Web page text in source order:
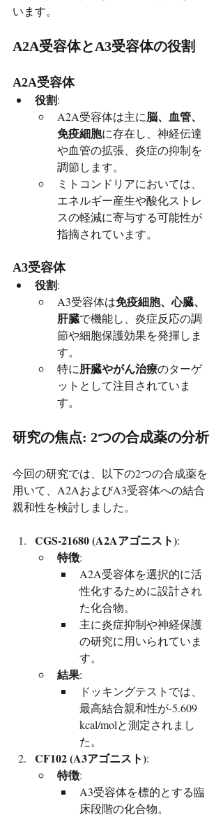
います。
A2A受容体とA3受容体の役割
A2A受容体
役割:
A2A受容体は主に脳、血管、
免疫細胞に存在し、神経伝達
や血管の拡張、炎症の抑制を
調節します。
ミトコンドリアにおいては、
エネルギー産生や酸化ストレ
スの軽減に寄与する可能性が
指摘されています。
A3受容体
役割:
A3受容体は免疫細胞、心臓、
肝臓で機能し、炎症反応の調
節や細胞保護効果を発揮しま
す。
特に肝臓やがん治療のターゲ
ットとして注目されていま
す。
研究の焦点: 2つの合成薬の分析
今回の研究では、以下の2つの合成薬を
用いて、A2AおよびA3受容体への結合
親和性を検討しました。
CGS-21680 (A2Aアゴニスト):
特徴:
A2A受容体を選択的に活
性化するために設計され
た化合物。
主に炎症抑制や神経保護
の研究に用いられていま
す。
結果:
ドッキングテストでは、
最高結合親和性が-5.609
kcal/molと測定されまし
た。
CF102 (A3アゴニスト):
特徴:
A3受容体を標的とする臨
床段階の化合物。